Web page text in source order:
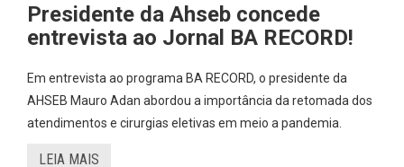
Presidente da Ahseb concede
entrevista ao Jornal BA RECORD!
Em entrevista ao programa BA RECORD, o presidente da
AHSEB Mauro Adan abordou a importância da retomada dos
atendimentos e cirurgias eletivas em meio a pandemia.
LEIA MAIS